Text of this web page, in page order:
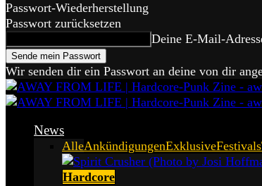
Passwort-Wiederherstellung
Passwort zurücksetzen
Deine E-Mail-
Wir senden dir ein Passwort an deine von dir
News
AlleAnkündigungenExklusiveFestivals
Hardcore